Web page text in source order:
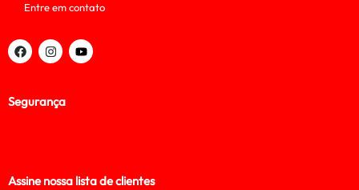
Entre em contato
Segurança
Assine nossa lista de clientes